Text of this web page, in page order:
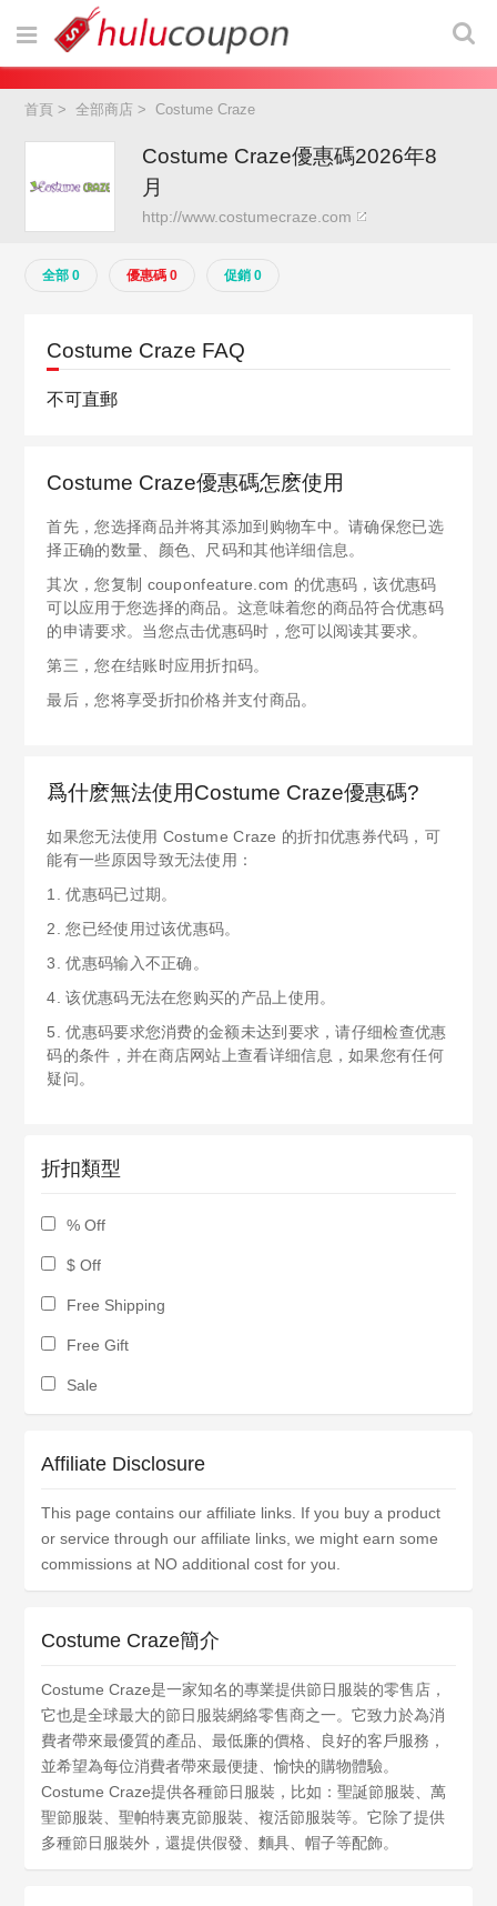
首頁 >全部商店 >Costume Craze
Costume Craze優惠碼2026年8
月
http://www.costumecraze.com
全部 0 優惠碼 0 促銷 0
Costume Craze FAQ
不可直郵
Costume Craze優惠碼怎麽使用
首先，您选择商品并将其添加到购物车中。请确保您已选
择正确的数量、颜色、尺码和其他详细信息。
其次，您复制 couponfeature.com 的优惠码，该优惠码
可以应用于您选择的商品。这意味着您的商品符合优惠码
的申请要求。当您点击优惠码时，您可以阅读其要求。
第三，您在结账时应用折扣码。
最后，您将享受折扣价格并支付商品。
爲什麽無法使用Costume Craze優惠碼?
如果您无法使用 Costume Craze 的折扣优惠券代码，可
能有一些原因导致无法使用：
1. 优惠码已过期。
2. 您已经使用过该优惠码。
3. 优惠码输入不正确。
4. 该优惠码无法在您购买的产品上使用。
5. 优惠码要求您消费的金额未达到要求，请仔细检查优惠
码的条件，并在商店网站上查看详细信息，如果您有任何
疑问。
折扣類型
% Off
$ Off
Free Shipping
Free Gift
Sale
Affiliate Disclosure
This page contains our affiliate links. If you buy a product
or service through our affiliate links, we might earn some
commissions at NO additional cost for you.
Costume Craze簡介
Costume Craze是一家知名的專業提供節日服裝的零售店，
它也是全球最大的節日服裝網絡零售商之一。它致力於為消
費者帶來最優質的產品、最低廉的價格、良好的客戶服務，
並希望為每位消費者帶來最便捷、愉快的購物體驗。
Costume Craze提供各種節日服裝，比如：聖誕節服裝、萬
聖節服裝、聖帕特裏克節服裝、複活節服裝等。它除了提供
多種節日服裝外，還提供假發、麵具、帽子等配飾。